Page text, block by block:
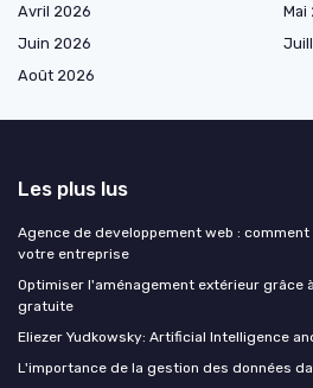
Avril 2026
Mai
Juin 2026
Août 2026
Les plus lus
Agence de developpement web :
votre entreprise
Optimiser l'aménagement extérieur grâce
gratuite
Eliezer Yudkowsky: Artificial Intelligence
L'importance de la gestion des données